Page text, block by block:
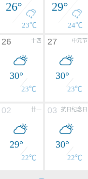
26°
23℃
29°
24℃
十四
26
30°
23℃
中元节
27
30°
23℃
廿一
02
29°
22℃
抗日纪念日
03
30°
22℃